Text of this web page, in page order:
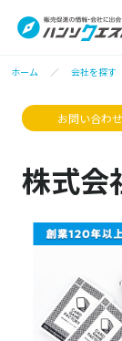
ホーム 会社を探す
お問い合わせ
株式会